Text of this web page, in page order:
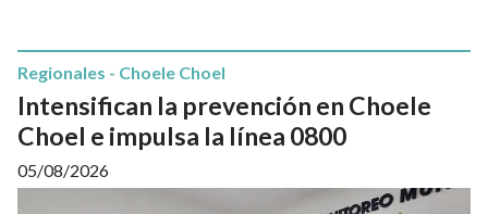
Intensifican la prevención en Choele
Choel e impulsa la línea 0800
Regionales - Choele Choel
05/08/2026